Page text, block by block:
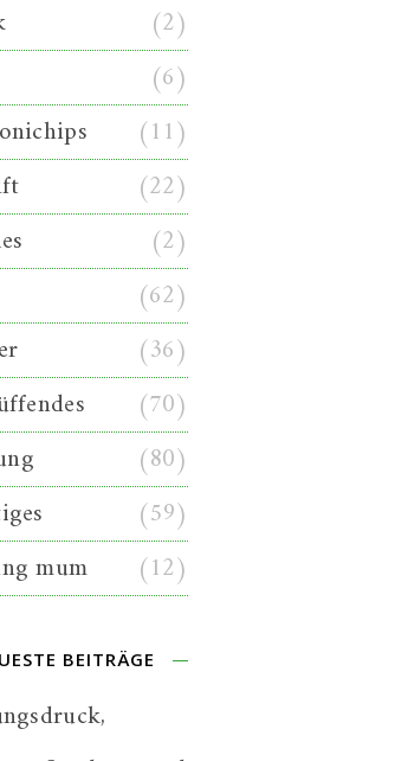
(2)
(6)
(11)
(22)
(2)
(62)
(36)
(70)
(80)
(59)
mum
(12)
BEITRÄGE